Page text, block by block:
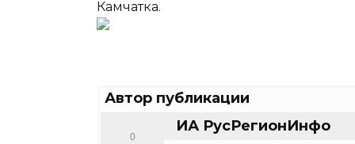
Камчатка.
Автор публикации
ИА РусРегионИнфо
0